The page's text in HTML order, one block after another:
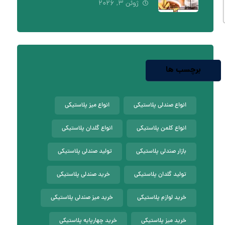
ژوئن ۳, ۲۰۲۶
برچسب ها
انواع صندلی پلاستیکی انواع میز پلاستیکی
انواع کلمن پلاستیکی انواع گلدان پلاستیکی
بازار صندلی پلاستیکی تولید صندلی پلاستیکی
تولید گلدان پلاستیکی خرید صندلی پلاستیکی
خرید لوازم پلاستیکی خرید میز صندلی پلاستیکی
خرید میز پلاستیکی خرید چهارپایه پلاستیکی